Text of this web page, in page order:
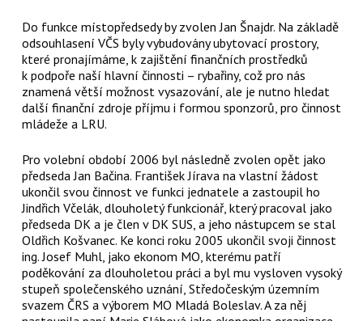
Do funkce místopředsedy by zvolen Jan Šnajdr. Na základě
odsouhlasení VČS byly vybudovány ubytovací prostory,
které pronajímáme, k zajištění finančních prostředků
k podpoře naší hlavní činnosti – rybařiny, což pro nás
znamená větší možnost vysazování, ale je nutno hledat
další finanční zdroje příjmu i formou sponzorů, pro činnost
mládeže a LRU.
Pro volební období 2006 byl následně zvolen opět jako
předseda Jan Bačina. František Jírava na vlastní žádost
ukončil svou činnost ve funkci jednatele a zastoupil ho
Jindřich Včelák, dlouholetý funkcionář, který pracoval jako
předseda DK a je člen v DK SUS, a jeho nástupcem se stal
Oldřich Košvanec. Ke konci roku 2005 ukončil svoji činnost
ing. Josef Muhl, jako ekonom MO, kterému patří
poděkování za dlouholetou práci a byl mu vysloven vysoký
stupeň společenského uznání, Středočeským územním
svazem ČRS a výborem MO Mladá Boleslav. A za něj